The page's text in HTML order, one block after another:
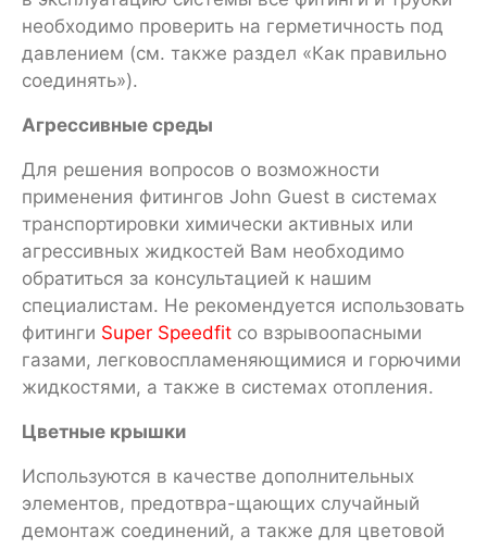
необходимо проверить на герметичность под
давлением (см. также раздел «Как правильно
соединять»).
Агрессивные среды
Для решения вопросов о возможности
применения фитингов John Guest в системах
транспортировки химически активных или
агрессивных жидкостей Вам необходимо
обратиться за консультацией к нашим
специалистам. Не рекомендуется использовать
фитинги Super Speedfit со взрывоопасными
газами, легковоспламеняющимися и горючими
жидкостями, а также в системах отопления.
Цветные крышки
Используются в качестве дополнительных
элементов, предотвра-щающих случайный
демонтаж соединений, а также для цветовой